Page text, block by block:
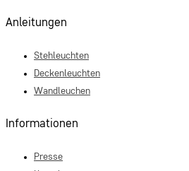
Anleitungen
Stehleuchten
Deckenleuchten
Wandleuchen
Informationen
Presse